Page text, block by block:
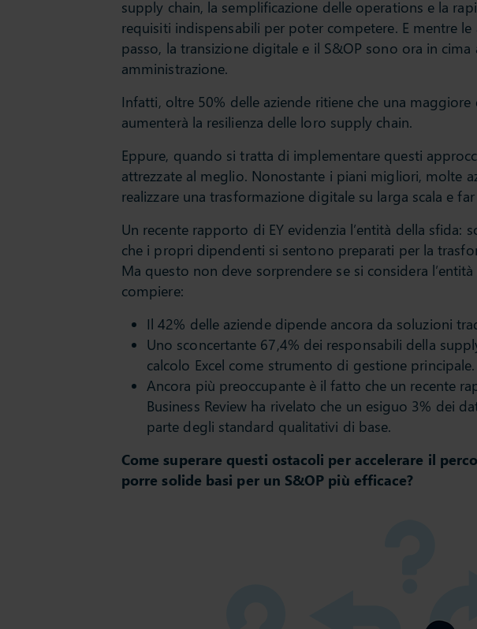
supply chain, la semplificazione delle operations e la
requisiti indispensabili per poter competere. E mentre
passo, la transizione digitale e il S&OP sono ora in
amministrazione.
Infatti, oltre 50% delle aziende ritiene che una
aumenterà la resilienza delle loro supply chain.
Eppure, quando si tratta di implementare questi
attrezzate al meglio. Nonostante i piani migliori, molte
realizzare una trasformazione digitale su larga scala e
Un recente rapporto di EY evidenzia l’entità della sfida:
che i propri dipendenti si sentono preparati per la
Ma questo non deve sorprendere se si considera
compiere:
Il 42% delle aziende dipende ancora da soluzioni
Uno sconcertante 67,4% dei responsabili della
calcolo Excel come strumento di gestione principale.
Ancora più preoccupante è il fatto che un recente
Business Review ha rivelato che un esiguo 3% dei
parte degli standard qualitativi di base.
Come superare questi ostacoli per accelerare il
porre solide basi per un S&OP più efficace?